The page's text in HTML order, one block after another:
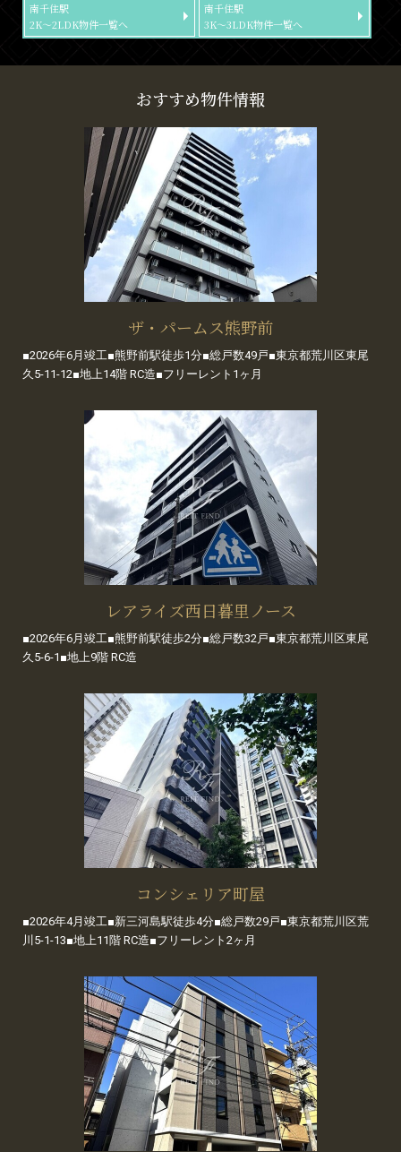
南千住駅
2K～2LDK物件一覧へ
南千住駅
3K～3LDK物件一覧へ
おすすめ物件情報
ザ・パームス熊野前
■2026年6月竣工■熊野前駅徒歩1分■総戸数49戸■東京都荒川区東尾
久5-11-12■地上14階 RC造■フリーレント1ヶ月
レアライズ西日暮里ノース
■2026年6月竣工■熊野前駅徒歩2分■総戸数32戸■東京都荒川区東尾
久5-6-1■地上9階 RC造
コンシェリア町屋
■2026年4月竣工■新三河島駅徒歩4分■総戸数29戸■東京都荒川区荒
川5-1-13■地上11階 RC造■フリーレント2ヶ月